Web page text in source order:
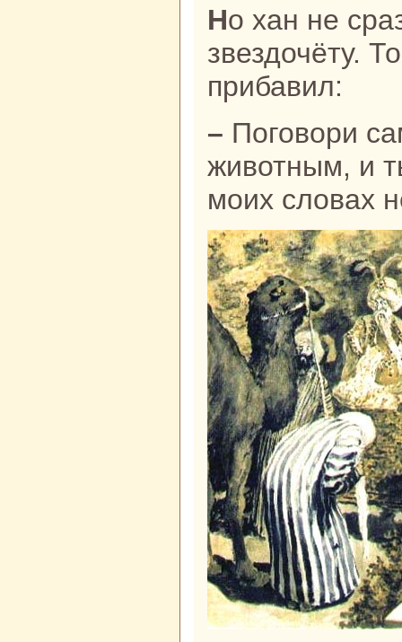
Но хан не сpaзу поверил
звездочёту.
прибавил:
– Поговори caм с этим мудрым
животным, и
моих словах